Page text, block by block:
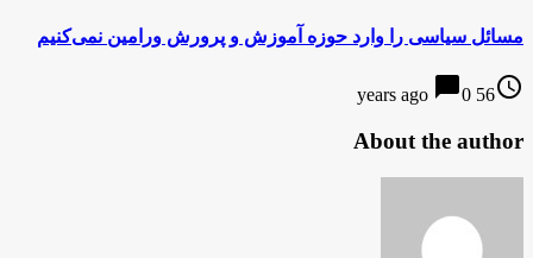
مسائل سیاسی را وارد حوزه آموزش و پرورش ورامین نمی‌کنیم
access_time
56 years ago
chat_bubble0
About the author